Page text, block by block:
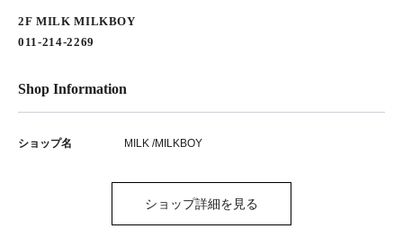
2F MILK MILKBOY
011-214-2269
Shop Information
ショップ名 MILK /MILKBOY
ショップ詳細を見る